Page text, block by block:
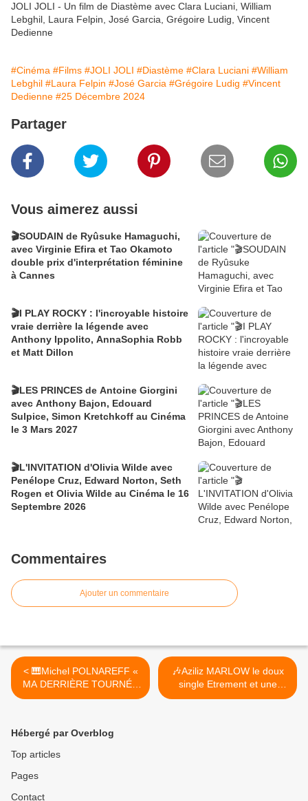
JOLI JOLI - Un film de Diastème avec Clara Luciani, William
Lebghil, Laura Felpin, José Garcia, Grégoire Ludig, Vincent
Dedienne
#Cinéma #Films #JOLI JOLI #Diastème #Clara Luciani #William
Lebghil #Laura Felpin #José Garcia #Grégoire Ludig #Vincent
Dedienne #25 Décembre 2024
Partager
Vous aimerez aussi
🎬SOUDAIN de Ryûsuke Hamaguchi,
avec Virginie Efira et Tao Okamoto
double prix d'interprétation féminine
à Cannes
🎬I PLAY ROCKY : l'incroyable histoire
vraie derrière la légende avec
Anthony Ippolito, AnnaSophia Robb
et Matt Dillon
🎬LES PRINCES de Antoine Giorgini
avec Anthony Bajon, Edouard
Sulpice, Simon Kretchkoff au Cinéma
le 3 Mars 2027
🎬L'INVITATION d'Olivia Wilde avec
Penélope Cruz, Edward Norton, Seth
Rogen et Olivia Wilde au Cinéma le 16
Septembre 2026
Commentaires
Ajouter un commentaire
< 🎹Michel POLNAREFF «
MA DERRIÈRE TOURNÉE
» dans toute la France en
🎶Aziliz MARLOW le doux
single Etrement et une
websérie Mon Tour de
Hébergé par Overblog
Top articles
Pages
Contact